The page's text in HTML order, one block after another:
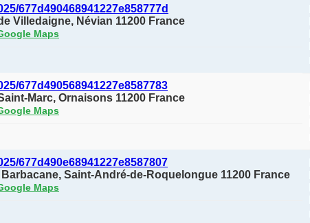
677d490468941227e858777d
Villedaigne, Névian 11200 France
Maps
677d490568941227e8587783
Marc, Ornaisons 11200 France
Maps
677d490e68941227e8587807
Barbacane, Saint-André-de-Roquelongue 11200 France
Maps